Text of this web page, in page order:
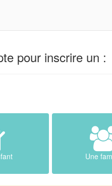
pour inscrire un :
Une